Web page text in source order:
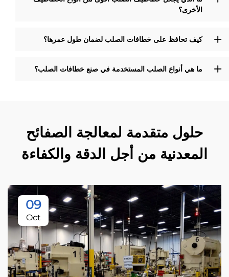
الأخرى؟
كيف تحافظ على خطافات الصلب لضمان طول عمرها؟
ما هي أنواع الصلب المستخدمة في صنع خطافات الصلب؟
حلول متقدمة لمعالجة الصفائح
المعدنية من أجل الدقة والكفاءة
09
Oct